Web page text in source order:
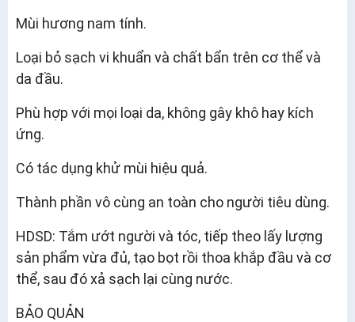
Mùi hương nam tính.
Loại bỏ sạch vi khuẩn và chất bẩn trên cơ thể và
da đầu.
Phù hợp với mọi loại da, không gây khô hay kích
ứng.
Có tác dụng khử mùi hiệu quả.
Thành phần vô cùng an toàn cho người tiêu dùng.
HDSD: Tắm ướt người và tóc, tiếp theo lấy lượng
sản phẩm vừa đủ, tạo bọt rồi thoa khắp đầu và cơ
thể, sau đó xả sạch lại cùng nước.
BẢO QUẢN